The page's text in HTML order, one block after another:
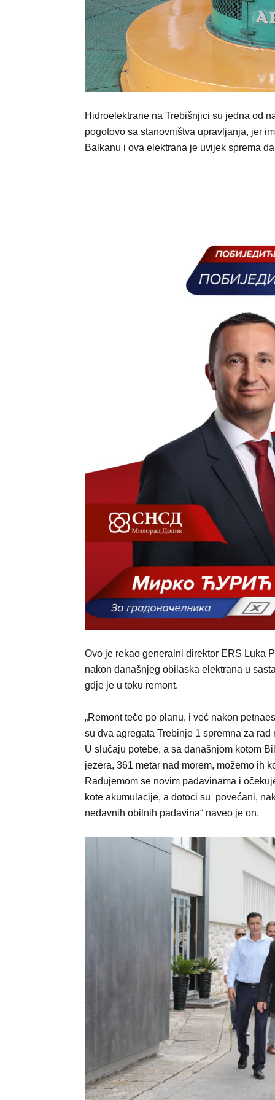
Hidroelektrane na Trebišnjici su jedna od
pogotovo sa stanovništva upravljanja, jer
Balkanu i ova elektrana je uvijek sprema
Ovo je rekao generalni direktor ERS Luka
nakon današnjeg obilaska elektrana u
gdje je u toku remont.
„Remont teče po planu, i već nakon
su dva agregata Trebinje 1 spremna za rad
U slučaju potebe, a sa današnjom kotom
jezera, 361 metar nad morem, možemo ih
Radujemom se novim padavinama i
kote akumulacije, a dotoci su povećani,
nedavnih obilnih padavina“ naveo je on.